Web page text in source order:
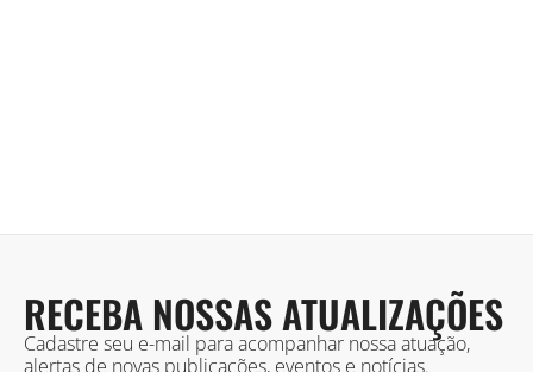
RECEBA NOSSAS ATUALIZAÇÕES
Cadastre seu e-mail para acompanhar nossa atuação,
alertas de novas publicações, eventos e notícias.